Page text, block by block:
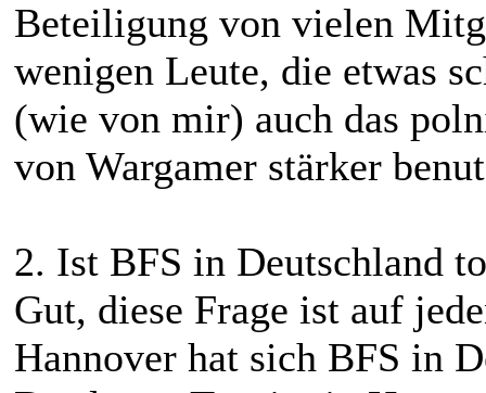
Beteiligung von vielen
wenigen Leute, die etwas
(wie von mir) auch das
von Wargamer stärker
2. Ist BFS in Deutschland
Gut, diese Frage ist auf
Hannover hat sich BFS in